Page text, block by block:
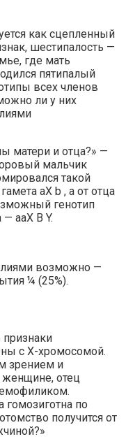
как сцепленный
шестипалость —
где мать
пятипалый
всех членов
ли у них
матери и отца?» —
мальчик
такой
aX b , а от отца
генотип
aaX B Y.
возможно —
¼ (25%).
с X-хромосомой.
зрением и
женщине, отец
по
получится от